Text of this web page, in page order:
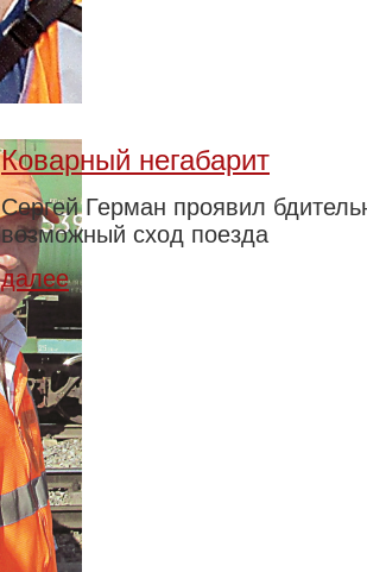
Коварный негабарит
Сергей Герман проявил
возможный сход поезда
далее